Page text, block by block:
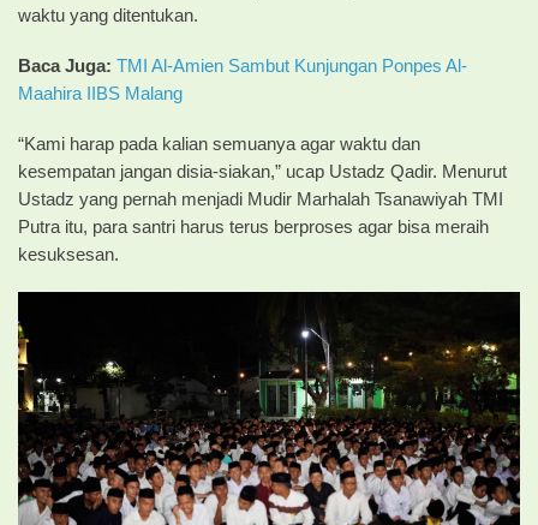
waktu yang ditentukan.
Baca Juga: TMI Al-Amien Sambut Kunjungan Ponpes Al-
Maahira IIBS Malang
“Kami harap pada kalian semuanya agar waktu dan
kesempatan jangan disia-siakan,” ucap Ustadz Qadir. Menurut
Ustadz yang pernah menjadi Mudir Marhalah Tsanawiyah TMI
Putra itu, para santri harus terus berproses agar bisa meraih
kesuksesan.